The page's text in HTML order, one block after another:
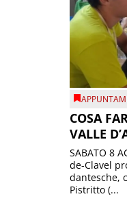
COSA
VALLE
SABATO 8
de-Clavel
dantesche,
Pistritto (...